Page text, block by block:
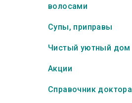
волосами
Супы, приправы
Чистый уютный дом
Акции
Справочник доктора